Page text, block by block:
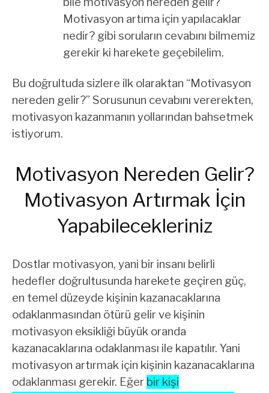
Motivasyon artıma için yapılacaklar
nedir? gibi soruların cevabını bilmemiz
gerekir ki harekete geçebilelim.
Bu doğrultuda sizlere ilk olaraktan “Motivasyon
nereden gelir?” Sorusunun cevabını vererekten,
motivasyon kazanmanın yollarından bahsetmek
istiyorum.
Motivasyon Nereden Gelir?
Motivasyon Artırmak İçin
Yapabilecekleriniz
Dostlar motivasyon, yani bir insanı belirli
hedefler doğrultusunda harekete geçiren güç,
en temel düzeyde kişinin kazanacaklarına
odaklanmasından ötürü gelir ve kişinin
motivasyon eksikliği büyük oranda
kazanacaklarına odaklanması ile kapatılır. Yani
motivasyon artırmak için kişinin kazanacaklarına
odaklanması gerekir. Eğer bir kişi